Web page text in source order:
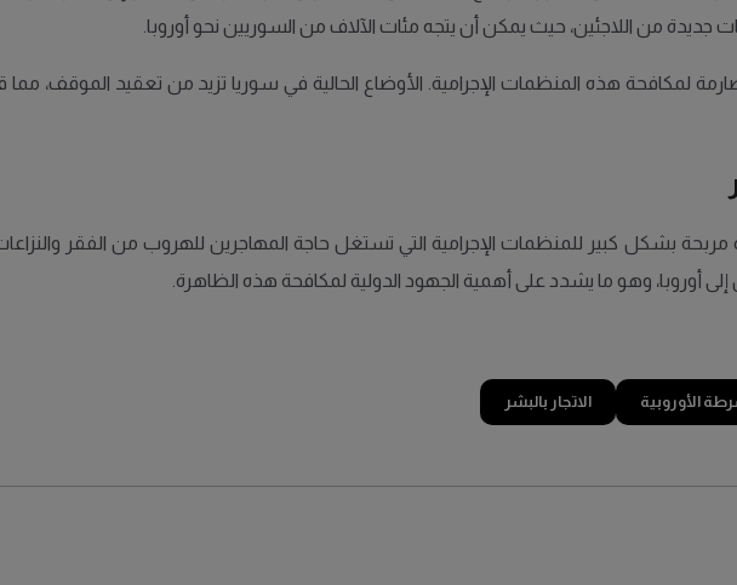
جديدة من اللاجئين، حيث يمكن أن يتجه مئات الآلاف من السوريين نحو أوروبا.
صارمة لمكافحة هذه المنظمات الإجرامية. الأوضاع الحالية في سوريا تزيد من تعقيد الموقف، مما
مربحة بشكل كبير للمنظمات الإجرامية التي تستغل حاجة المهاجرين للهروب من الفقر
إلى أوروبا، وهو ما يشدد على أهمية الجهود الدولية لمكافحة هذه الظاهرة.
الأوروبية الاتجار بالبشر